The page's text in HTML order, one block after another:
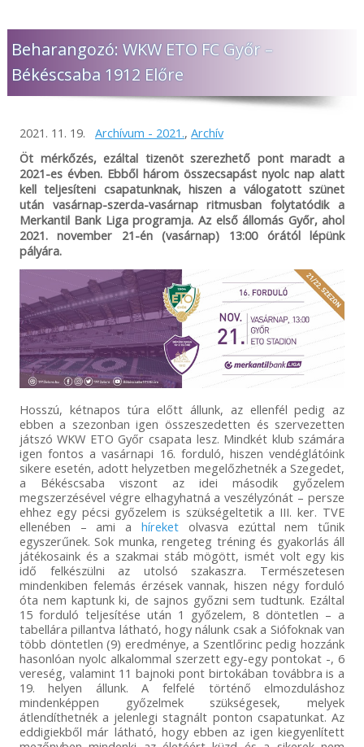
esetben szíveskedjenek figyelmesen elolvasni a
mérkőzésekkel kapcsolatos információkat, melyeket
egyedülálló módon rendszeresen és azonnal frissítünk,
miután hivatalos formában megkaptuk a belépőjegyekkel
és beléptetéssel kapcsolatos tájékoztatást. A szükséges
tudnivalókat időben megosztjuk összes online felületünkön,
abban az esetben, ha valaki az információk hiányára
hivatkozva, bármilyen okból nem tud az adott mérkőzésre
bejutni! Előfordulhat, hogy adott esetben a vendéglátó klub
nem ad minden részletre kiterjedő tájékoztatást, így
mindenképp javasoljuk, hogy keressék fel az ellenfél
csapatának felületeit is és tájékozódjanak a bejutás
feltételeiről. A Békéscsaba 1912 Előre minden tőle telhetőt
megtesz azért, hogy vendégei, szurkolói és az érdeklődők
időben, megfelelő felvilágosítást kapjanak, de önhibánkon
kívül a helyszíni rendezési feltételekért NEM tudunk
felelősséget vállalni. Megértésüket és türelmüket
köszönjük!
Beharangozó: WKW ETO FC Győr –
Békéscsaba 1912 Előre
2021. 11. 19. Archívum - 2021., Archív
Öt mérkőzés, ezáltal tizenöt szerezhető pont maradt a
2021-es évben. Ebből három összecsapást nyolc nap alatt
kell teljesíteni csapatunknak, hiszen a válogatott szünet
után vasárnap-szerda-vasárnap ritmusban folytatódik a
Merkantil Bank Liga programja. Az első állomás Győr, ahol
2021. november 21-én (vasárnap) 13:00 órától lépünk
pályára.
Hosszú, kétnapos túra előtt állunk, az ellenfél pedig az
ebben a szezonban igen összeszedetten és szervezetten
játszó WKW ETO Győr csapata lesz. Mindkét klub számára
igen fontos a vasárnapi 16. forduló, hiszen vendéglátóink
sikere esetén, adott helyzetben megelőzhetnék a Szegedet,
a Békéscsaba viszont az idei második győzelem
megszerzésével végre elhagyhatná a veszélyzónát – persze
ehhez egy pécsi győzelem is szükségeltetik a III. ker. TVE
ellenében – ami a híreket olvasva ezúttal nem tűnik
egyszerűnek. Sok munka, rengeteg tréning és gyakorlás áll
játékosaink és a szakmai stáb mögött, ismét volt egy kis
idő felkészülni az utolsó szakaszra. Természetesen
mindenkiben felemás érzések vannak, hiszen négy forduló
óta nem kaptunk ki, de sajnos győzni sem tudtunk. Ezáltal
15 forduló teljesítése után 1 győzelem, 8 döntetlen – a
tabellára pillantva látható, hogy nálunk csak a Siófoknak van
több döntetlen (9) eredménye, a Szentlőrinc pedig hozzánk
hasonlóan nyolc alkalommal szerzett egy-egy pontokat -, 6
vereség, valamint 11 bajnoki pont birtokában továbbra is a
19. helyen állunk. A felfelé történő elmozduláshoz
mindenképpen győzelmek szükségesek, melyek
átlendíthetnék a jelenlegi stagnált ponton csapatunkat. Az
eddigiekből már látható, hogy ebben az igen kiegyenlített